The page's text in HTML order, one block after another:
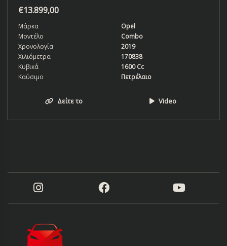
€13.899,00
Μάρκα
Opel
Μοντέλο
Combo
Χρονολογία
2019
Χιλιόμετρα
170838
Κυβικά
1600 Cc
Καύσιμο
Πετρέλαιο
Δείτε το Video